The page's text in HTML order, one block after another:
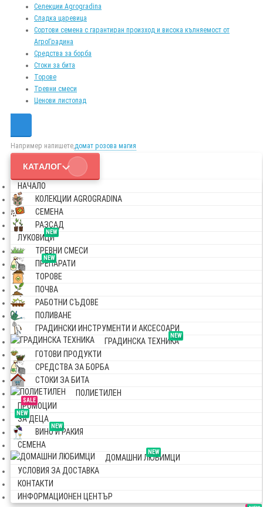
Селекции Agrogradina
Сладка царевица
Сортови семена с гарантиран произход и висока кълняемост от
АгроГрадина
Средства за борба
Стоки за бита
Торове
Тревни смеси
Ценови листопад
Например напишете,домат розова магия
КАТАЛОГ
НАЧАЛО
КОЛЕКЦИИ AGROGRADINA
СЕМЕНА
РАЗСАД
NEW
ЛУКОВИЦИ
ТРЕВНИ СМЕСИ
NEW
ПРЕПАРАТИ
ТОРОВЕ
ПОЧВА
РАБОТНИ СЪДОВЕ
ПОЛИВАНЕ
ГРАДИНСКИ ИНСТРУМЕНТИ И АКСЕСОАРИ
NEW
ГРАДИНСКА ТЕХНИКА
ГОТОВИ ПРОДУКТИ
СРЕДСТВА ЗА БОРБА
СТОКИ ЗА БИТА
ПОЛИЕТИЛЕН
SALE
ПРОМОЦИИ
NEW
ЗА ДЕЦА
NEW
ВИНО И РАКИЯ
СЕМЕНА
NEW
ДОМАШНИ ЛЮБИМЦИ
УСЛОВИЯ ЗА ДОСТАВКА
КОНТАКТИ
ИНФОРМАЦИОНЕН ЦЕНТЪР